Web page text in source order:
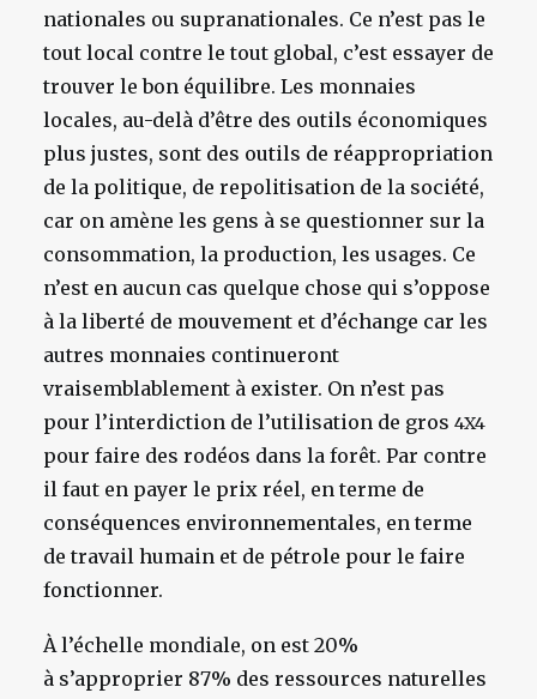
nationales ou supranationales. Ce n’est pas le
tout local contre le tout global, c’est essayer de
trouver le bon équilibre. Les monnaies
locales, au-delà d’être des outils économiques
plus justes, sont des outils de réappropriation
de la politique, de repolitisation de la société,
car on amène les gens à se questionner sur la
consommation, la production, les usages. Ce
n’est en aucun cas quelque chose qui s’oppose
à la liberté de mouvement et d’échange car les
autres monnaies continueront
vraisemblablement à exister. On n’est pas
pour l’interdiction de l’utilisation de gros 4X4
pour faire des rodéos dans la forêt. Par contre
il faut en payer le prix réel, en terme de
conséquences environnementales, en terme
de travail humain et de pétrole pour le faire
fonctionner.
À l’échelle mondiale, on est 20%
à s’approprier 87% des ressources naturelles